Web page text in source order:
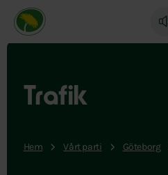
Miljöpartiet de gröna, startsida
Trafik
Hem Vårt parti Göteborg